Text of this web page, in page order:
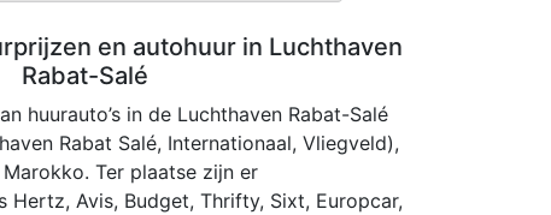
en autohuur in Luchthaven
Rabat-Salé
huurauto’s in de Luchthaven Rabat-Salé
Rabat Salé, Internationaal, Vliegveld),
Marokko. Ter plaatse zijn er
Hertz, Avis, Budget, Thrifty, Sixt, Europcar,